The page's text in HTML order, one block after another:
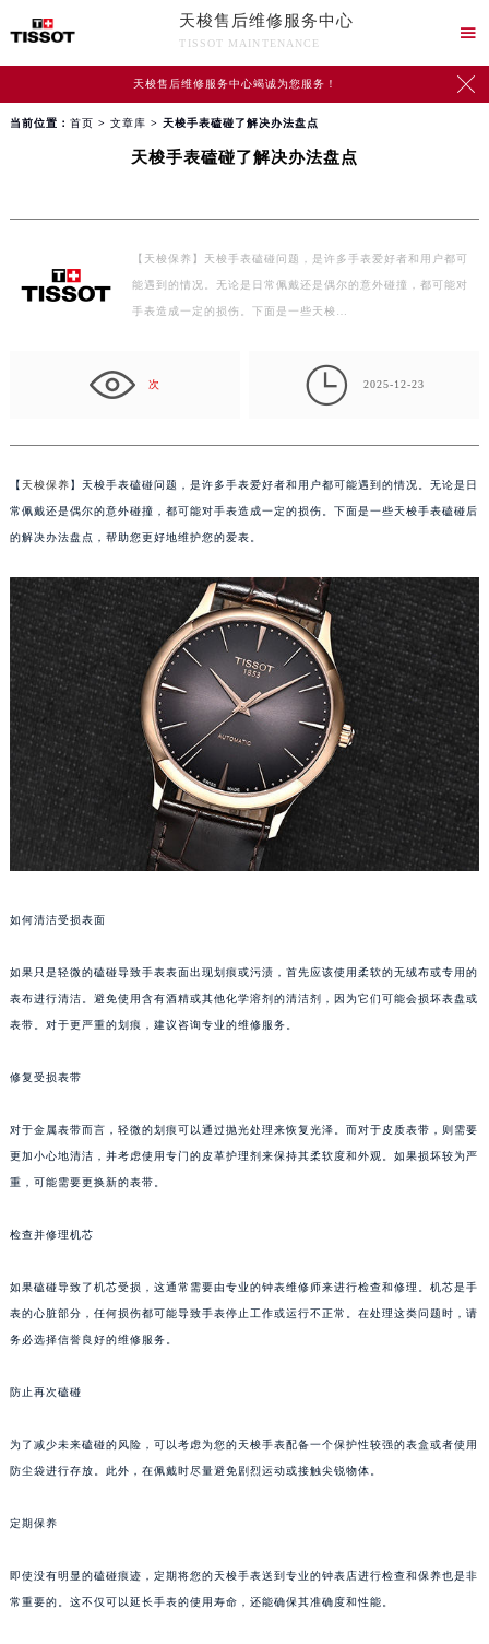
天梭售后维修服务中心
TISSOT MAINTENANCE

天梭售后维修服务中心竭诚为您服务！ 
当前位置： 首页 > 文章库 > 天梭手表磕碰了解决办法盘点
天梭手表磕碰了解决办法盘点
【天梭保养】天梭手表磕碰问题，是许多手表爱好者和用户都可
能遇到的情况。无论是日常佩戴还是偶尔的意外碰撞，都可能对
手表造成一定的损伤。下面是一些天梭…
次  2025-12-23
【天梭保养】天梭手表磕碰问题，是许多手表爱好者和用户都可能遇到的情况。无论是日
常佩戴还是偶尔的意外碰撞，都可能对手表造成一定的损伤。下面是一些天梭手表磕碰后
的解决办法盘点，帮助您更好地维护您的爱表。
如何清洁受损表面
如果只是轻微的磕碰导致手表表面出现划痕或污渍，首先应该使用柔软的无绒布或专用的
表布进行清洁。避免使用含有酒精或其他化学溶剂的清洁剂，因为它们可能会损坏表盘或
表带。对于更严重的划痕，建议咨询专业的维修服务。
修复受损表带
对于金属表带而言，轻微的划痕可以通过抛光处理来恢复光泽。而对于皮质表带，则需要
更加小心地清洁，并考虑使用专门的皮革护理剂来保持其柔软度和外观。如果损坏较为严
重，可能需要更换新的表带。
检查并修理机芯
如果磕碰导致了机芯受损，这通常需要由专业的钟表维修师来进行检查和修理。机芯是手
表的心脏部分，任何损伤都可能导致手表停止工作或运行不正常。在处理这类问题时，请
务必选择信誉良好的维修服务。
防止再次磕碰
为了减少未来磕碰的风险，可以考虑为您的天梭手表配备一个保护性较强的表盒或者使用
防尘袋进行存放。此外，在佩戴时尽量避免剧烈运动或接触尖锐物体。
定期保养
即使没有明显的磕碰痕迹，定期将您的天梭手表送到专业的钟表店进行检查和保养也是非
常重要的。这不仅可以延长手表的使用寿命，还能确保其准确度和性能。